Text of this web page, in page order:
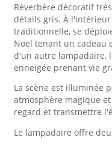
Réverbère décoratif
détails gris. À
traditionnelle, se
Noël tenant un cadeau
d'un autre lampadaire,
enneigée prenant vie
La scène est illuminée
atmosphère magique
regard et transmettre
Le lampadaire offre